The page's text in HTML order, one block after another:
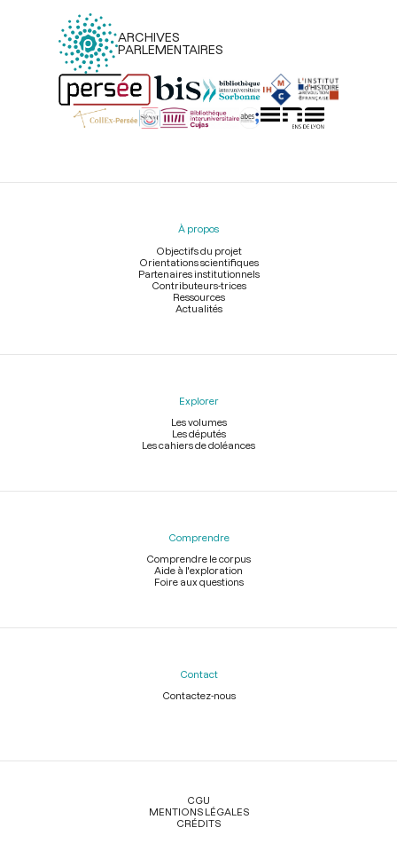
ARCHIVES
PARLEMENTAIRES
Menu
À propos
Objectifs du projet
Orientations scientifiques
Partenaires institutionnels
Contributeurs-trices
Ressources
Actualités
Explorer
Les volumes
Les députés
Les cahiers de doléances
Comprendre
Comprendre le corpus
Aide à l'exploration
Foire aux questions
Contact
Contactez-nous
Légal
CGU
MENTIONS LÉGALES
CRÉDITS